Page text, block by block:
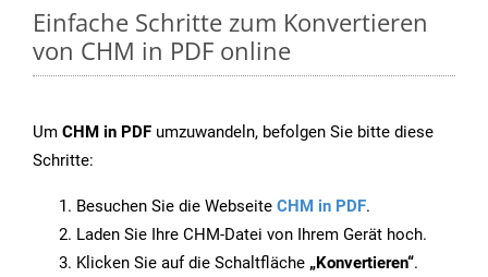
Einfache Schritte zum Konvertieren
von CHM in PDF online
Um CHM in PDF umzuwandeln, befolgen Sie bitte diese
Schritte:
Besuchen Sie die Webseite CHM in PDF.
Laden Sie Ihre CHM-Datei von Ihrem Gerät hoch.
Klicken Sie auf die Schaltfläche „Konvertieren“.